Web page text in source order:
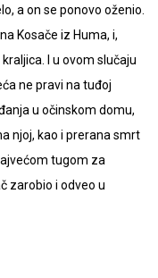
a on se ponovo oženio.
Kosače iz Huma, i,
I u ovom slučaju
ne pravi na tuđoj
u očinskom domu,
njoj, kao i prerana smrt
tugom za
zarobio i odveo u